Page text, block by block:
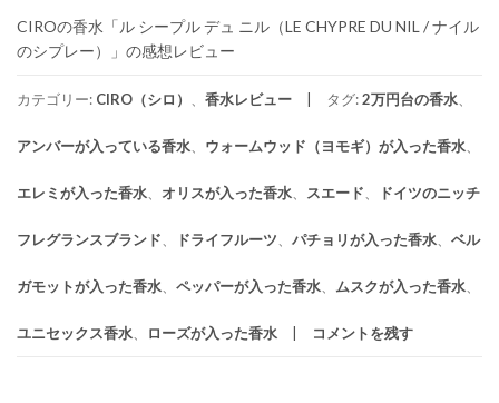
CIROの香水「ル シープル デュ ニル（LE CHYPRE DU NIL / ナイル
のシプレー）」の感想レビュー
カテゴリー: CIRO（シロ） 香水レビュー タグ:2万円台の香水
アンバーが入っている香水 ウォームウッド（ヨモギ）が入った香水
エレミが入った香水 オリスが入った香水 スエード ドイツのニッチ
フレグランスブランド ドライフルーツ パチョリが入った香水 ベル
ガモットが入った香水 ペッパーが入った香水 ムスクが入った香水
ユニセックス香水 ローズが入った香水 コメントを残す